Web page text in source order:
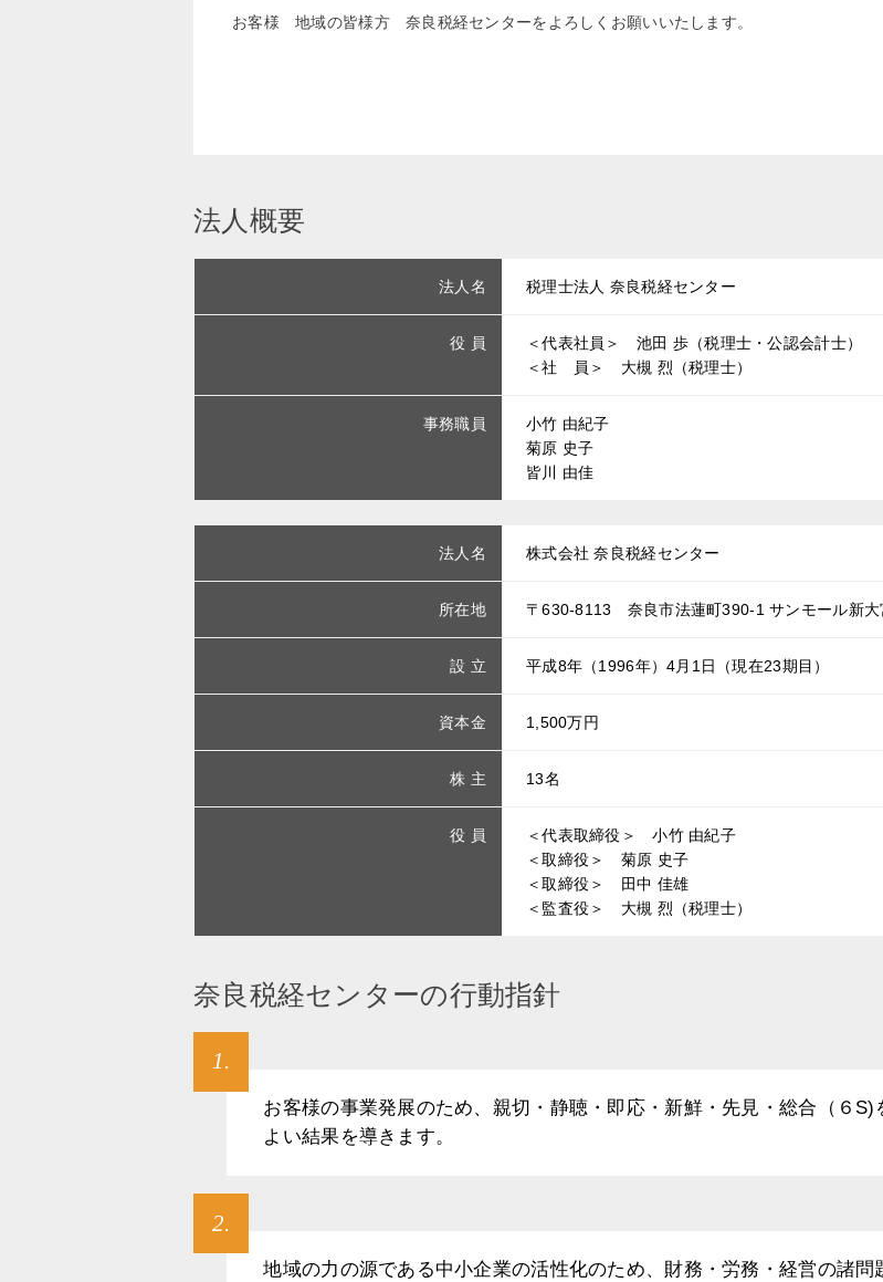
お客様 地域の皆様方 奈良税経センターをよろしくお願いいたします。
法人概要
法人名 税理士法人 奈良税経センター
役 員
＜代表社員＞ 池田 歩（税理士・公認会計士）
＜社 員＞ 大槻 烈（税理士）
事務職員
小竹 由紀子
菊原 史子
皆川 由佳
法人名 株式会社 奈良税経センター
所在地 〒630-8113 奈良市法蓮町390-1 サンモール新大
設 立 平成8年（1996年）4月1日（現在23期目）
資本金 1,500万円
株 主 13名
役 員
＜代表取締役＞ 小竹 由紀子
＜取締役＞ 菊原 史子
＜取締役＞ 田中 佳雄
＜監査役＞ 大槻 烈（税理士）
奈良税経センターの行動指針
1.
お客様の事業発展のため、親切・静聴・即応・新鮮・先見・総合（６
よい結果を導きます。
2.
地域の力の源である中小企業の活性化のため、財務・労務・経営の諸